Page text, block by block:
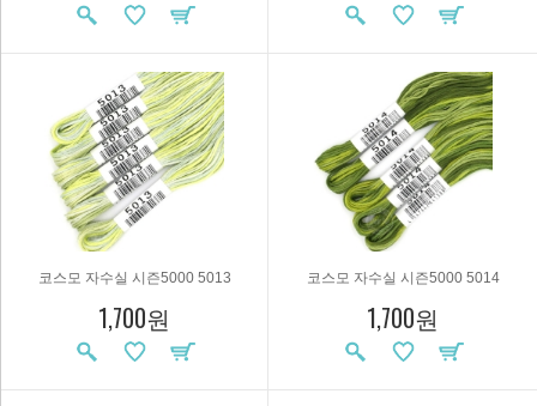
코스모 자수실 시즌5000 5013
1,700원
코스모 자수실 시즌5000 5014
1,700원